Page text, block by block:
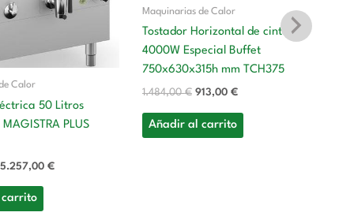
Calor
50 Litros
MAGISTRA PLUS
5.257,00 €
Maquinarias de Calor
Tostador Horizontal de cinta
4000W Especial Buffet
750x630x315h mm TCH375
1.484,00€ 913,00 €
Añadir al carrito